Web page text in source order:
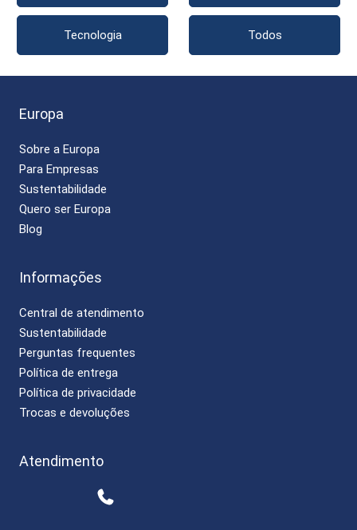
Tecnologia Todos
Europa
Sobre a Europa
Para Empresas
Sustentabilidade
Quero ser Europa
Blog
Informações
Central de atendimento
Sustentabilidade
Perguntas frequentes
Política de entrega
Política de privacidade
Trocas e devoluções
Atendimento